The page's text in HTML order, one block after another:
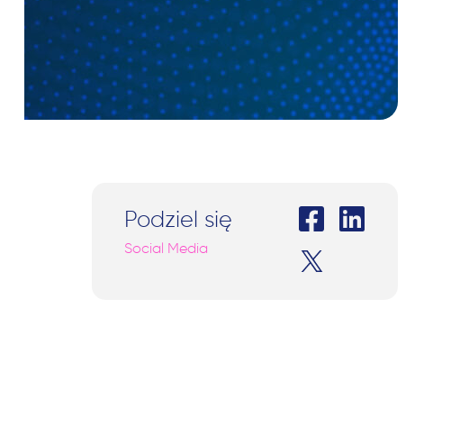
Podziel się
Social Media